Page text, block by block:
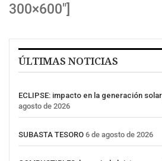
300×600″]
ÚLTIMAS NOTICIAS
ECLIPSE: impacto en la generación
agosto de 2026
SUBASTA TESORO 6 de agosto de 2026